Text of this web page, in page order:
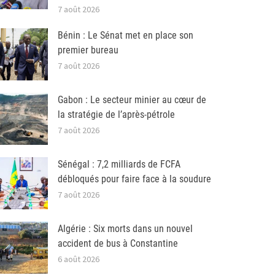
7 août 2026
Bénin : Le Sénat met en place son
premier bureau
7 août 2026
Gabon : Le secteur minier au cœur de
la stratégie de l’après-pétrole
7 août 2026
Sénégal : 7,2 milliards de FCFA
débloqués pour faire face à la soudure
7 août 2026
Algérie : Six morts dans un nouvel
accident de bus à Constantine
6 août 2026